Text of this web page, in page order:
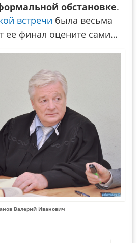
обстановке.
встречи была весьма
ее финал оцените сами…
Валерий Иванович